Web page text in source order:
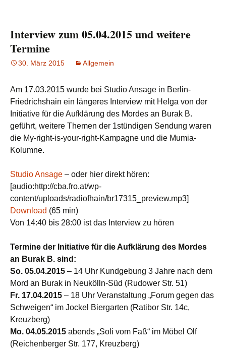
Interview zum 05.04.2015 und weitere
Termine
30. März 2015 Allgemein
Am 17.03.2015 wurde bei Studio Ansage in Berlin-
Friedrichshain ein längeres Interview mit Helga von der
Initiative für die Aufklärung des Mordes an Burak B.
geführt, weitere Themen der 1stündigen Sendung waren
die My-right-is-your-right-Kampagne und die Mumia-
Kolumne.
Studio Ansage – oder hier direkt hören:
[audio:http://cba.fro.at/wp-
content/uploads/radiofhain/br17315_preview.mp3]
Download (65 min)
Von 14:40 bis 28:00 ist das Interview zu hören
Termine der Initiative für die Aufklärung des Mordes
an Burak B. sind:
So. 05.04.2015 – 14 Uhr Kundgebung 3 Jahre nach dem
Mord an Burak in Neukölln-Süd (Rudower Str. 51)
Fr. 17.04.2015 – 18 Uhr Veranstaltung „Forum gegen das
Schweigen“ im Jockel Biergarten (Ratibor Str. 14c,
Kreuzberg)
Mo. 04.05.2015 abends „Soli vom Faß“ im Möbel Olf
(Reichenberger Str. 177, Kreuzberg)